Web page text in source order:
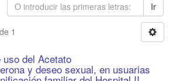
Ir
1
del Acetato
y deseo sexual, en usuarias